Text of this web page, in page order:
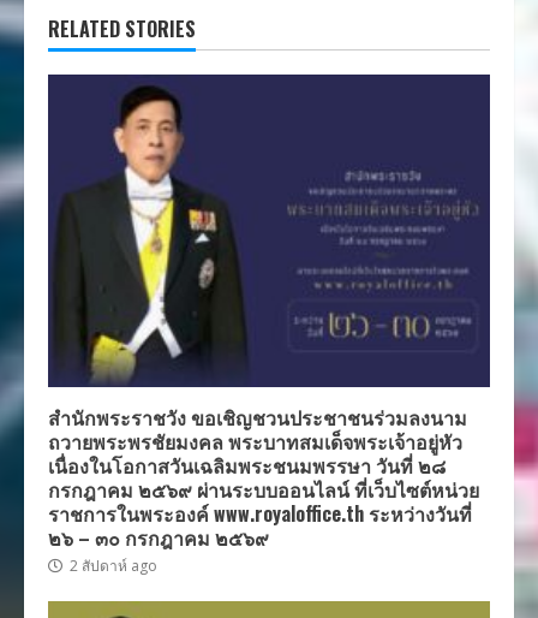
RELATED STORIES
สำนักพระราชวัง ขอเชิญชวนประชาชนร่วมลงนาม
ถวายพระพรชัยมงคล พระบาทสมเด็จพระเจ้าอยู่หัว
เนื่องในโอกาสวันเฉลิมพระชนมพรรษา วันที่ ๒๘
กรกฎาคม ๒๕๖๙ ผ่านระบบออนไลน์ ที่เว็บไซต์หน่วย
ราชการในพระองค์ www.royaloffice.th ระหว่างวันที่
๒๖ – ๓๐ กรกฎาคม ๒๕๖๙
2 สัปดาห์ ago